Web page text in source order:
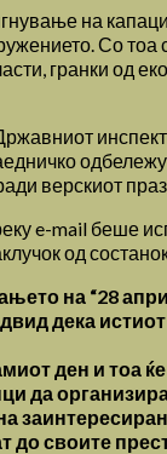
на
Со
гранки од
верскиот
e-mail беше
од
на “28
дека
ден и тоа
да
до своите